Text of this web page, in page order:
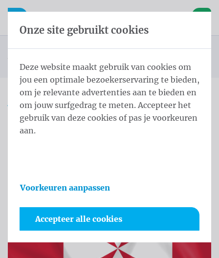
Inhoud overslaan
Taalkeuze overslaan
Open mobiele navigatie
U bevindt zich hier:
Landenvlaggen Oceanië
Vlag Wallis en Futuna 100x150 cm
Vlag Wallis en Futuna
100x150 cm
Onze site gebruikt cookies
Deze website maakt gebruik van cookies om
jou een optimale bezoekerservaring te bieden,
om je relevante advertenties aan te bieden en
om jouw surfgedrag te meten. Accepteer het
gebruik van deze cookies of pas je voorkeuren
aan.
Voorkeuren aanpassen
Accepteer alle cookies